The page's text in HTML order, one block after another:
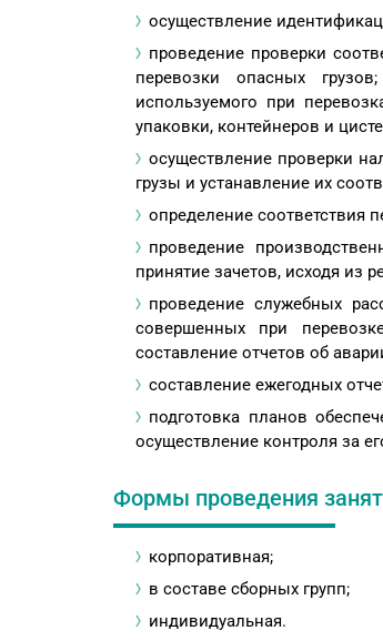
осуществление
проведение проверки
перевозки опасных
используемого при
упаковки, контейнеров и
осуществление проверки
грузы и устанавление их
определение соответствия
проведение
принятие зачетов, исходя из
проведение служебных
совершенных при
составление отчетов об
составление ежегодных
подготовка планов
осуществление контроля за
Формы проведения
корпоративная;
в составе сборных групп;
индивидуальная.